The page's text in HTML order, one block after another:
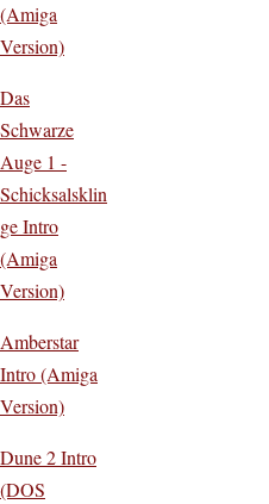
(Amiga
Version)
Das
Schwarze
Auge 1 -
Schicksalsklin
ge Intro
(Amiga
Version)
Amberstar
Intro (Amiga
Version)
Dune 2 Intro
(DOS